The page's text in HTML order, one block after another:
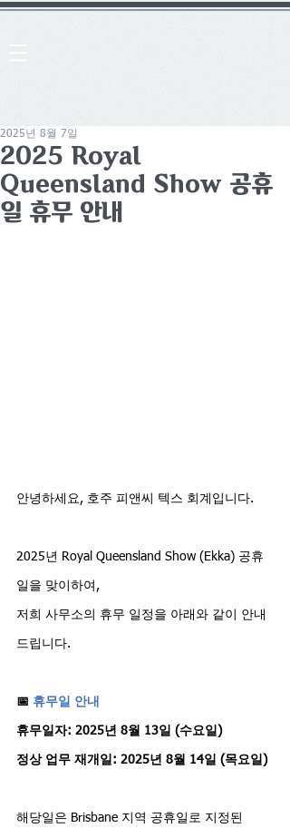
2025 Royal
Queensland Show 공휴
일 휴무 안내
2025년 8월 7일
안녕하세요, 호주 피앤씨 텍스 회계입니다.
2025년 Royal Queensland Show (Ekka) 공휴
일을 맞이하여,
저희 사무소의 휴무 일정을 아래와 같이 안내
드립니다.
📅 휴무일 안내
휴무일자: 2025년 8월 13일 (수요일)
정상 업무 재개일: 2025년 8월 14일 (목요일)
해당일은 Brisbane 지역 공휴일로 지정된